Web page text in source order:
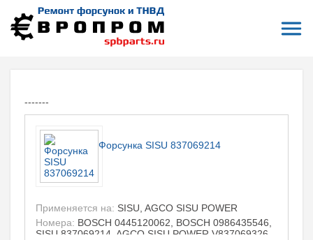
На главную Форсунки COMMON RAIL: Форсунки COMMON RAIL SISU
ФОРСУНКИ COMMON RAIL SISU
-------
Форсунка SISU 837069214
Применяется на: SISU, AGCO SISU POWER
Номера: BOSCH 0445120062, BOSCH 0986435546,
SISU 837069214, AGCO SISU POWER V837069326,